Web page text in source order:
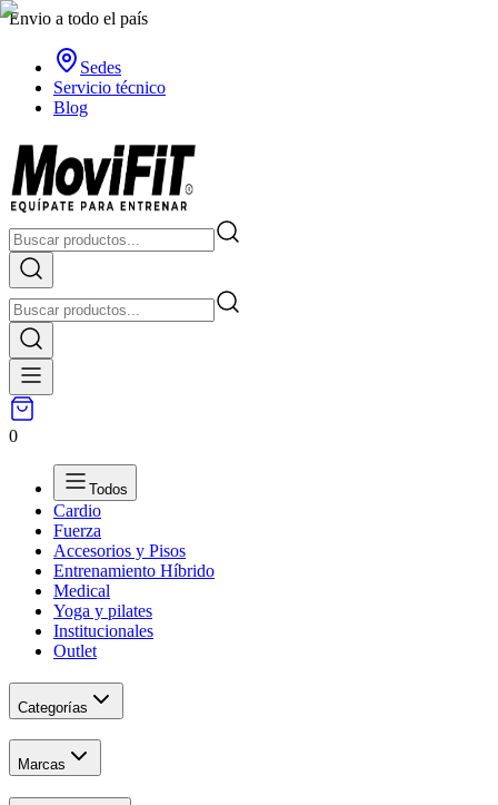
Envio a todo el país
Sedes
Servicio técnico
Blog
0
Todos
Cardio
Fuerza
Accesorios y Pisos
Entrenamiento Híbrido
Medical
Yoga y pilates
Institucionales
Outlet
Categorías
Marcas